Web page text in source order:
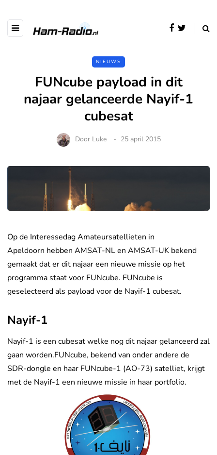
NIEUWS
FUNcube payload in dit
najaar gelanceerde Nayif-1
cubesat
Door Luke 25 april 2015
Op de Interessedag Amateursatellieten in
Apeldoorn hebben AMSAT-NL en AMSAT-UK bekend
gemaakt dat er dit najaar een nieuwe missie op het
programma staat voor FUNcube. FUNcube is
geselecteerd als payload voor de Nayif-1 cubesat.
Nayif-1
Nayif-1 is een cubesat welke nog dit najaar gelanceerd zal
gaan worden.FUNcube, bekend van onder andere de
SDR-dongle en haar FUNcube-1 (AO-73) satelliet, krijgt
met de Nayif-1 een nieuwe missie in haar portfolio.